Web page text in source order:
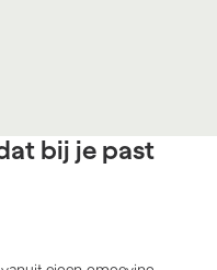
bij je past